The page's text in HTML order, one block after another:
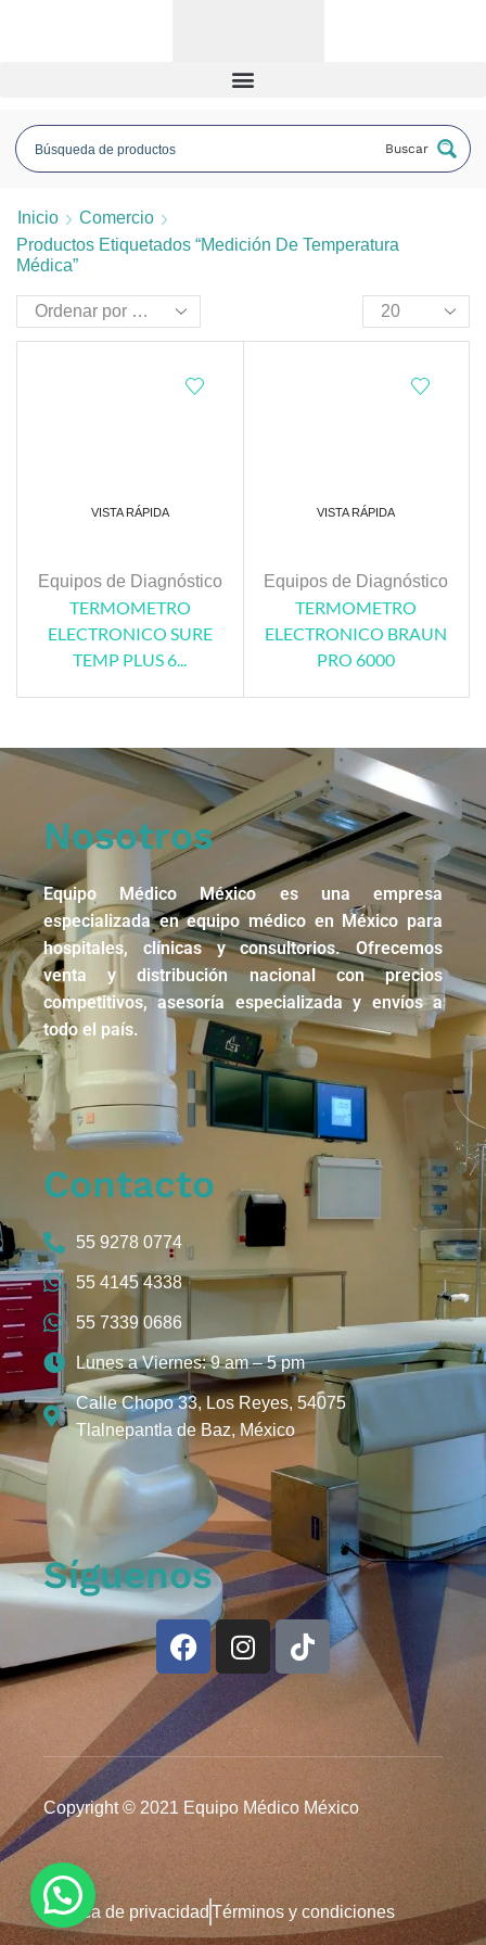
Buscar
Inicio
Comercio
Productos Etiquetados “medición De Temperatura
Médica”
VISTA RÁPIDA
Equipos de Diagnóstico
TERMOMETRO
ELECTRONICO SURE
TEMP PLUS 6...
VISTA RÁPIDA
Equipos de Diagnóstico
TERMOMETRO
ELECTRONICO BRAUN
PRO 6000
Nosotros
Equipo Médico México es una empresa
especializada en equipo médico en México para
hospitales, clínicas y consultorios. Ofrecemos
venta y distribución nacional con precios
competitivos, asesoría especializada y envíos a
todo el país.
Contacto
55 9278 0774
55 4145 4338
55 7339 0686
Lunes a Viernes: 9 am – 5 pm
Calle Chopo 33, Los Reyes, 54075
Tlalnepantla de Baz, México
Síguenos
Copyright © 2021 Equipo Médico México
Política de privacidad Términos y condiciones